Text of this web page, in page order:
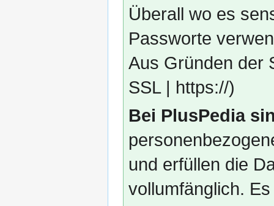
Überall wo es
Passworte
Aus Gründen der
SSL | https://)
Bei PlusPedia
und erfüllen die
vollumfänglich.